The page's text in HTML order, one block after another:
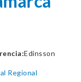
Edinsson
Regional